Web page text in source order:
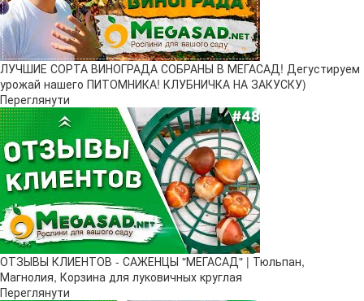
ЛУЧШИЕ СОРТА ВИНОГРАДА СОБРАНЫ В МЕГАСАД! Дегустируем
урожай нашего ПИТОМНИКА! КЛУБНИЧКА НА ЗАКУСКУ)
Переглянути
ОТЗЫВЫ КЛИЕНТОВ - САЖЕНЦЫ "МЕГАСАД" | Тюльпан,
Магнолия, Корзина для луковичных круглая
Переглянути